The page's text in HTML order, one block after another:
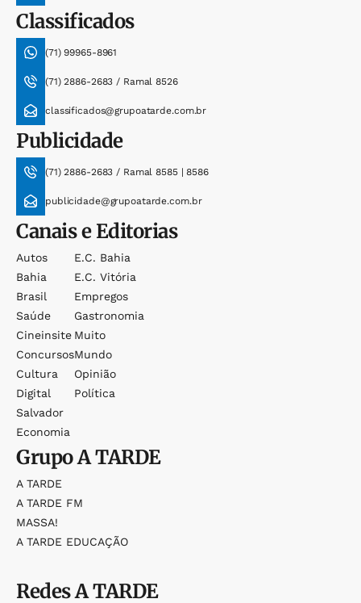
Classificados
(71) 99965-8961
(71) 2886-2683 / Ramal 8526
classificados@grupoatarde.com.br
Publicidade
(71) 2886-2683 / Ramal 8585 | 8586
publicidade@grupoatarde.com.br
Canais e Editorias
Autos
Bahia
Brasil
Saúde
Cineinsite
Concursos
Cultura
Digital
Salvador
Economia
E.c. Bahia
E.c. Vitória
Empregos
Gastronomia
Muito
Mundo
Opinião
Política
GrupoA TARDE
A TARDE
A TARDE FM
MASSA!
A TARDE EDUCAÇÃO
RedesA TARDE